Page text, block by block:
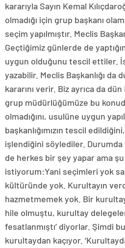
kararıyla Sayın Kemal
olmadığı için grup başkanı
seçim yapılmıştır. Meclis
Geçtiğimiz günlerde de
uygun olduğunu tescil ettiler.
yazabilir. Meclis Başkanlığı da
kararını verir. Biz ayrıca da dün
grup müdürlüğümüze bu
olmadığını, usulüne uygun
başkanlığımızın tescil
işlendiğini söylediler.
de herkes bir şey yapar ama şu
istiyorum:Yani seçimleri yok
kültüründe yok. Kurultayın
hazmetmemek yok. Bir
hile olmuştu, kurultay
fesatlanmıştı’ diyorlar. Şimdi
kurultaydan kaçıyor.